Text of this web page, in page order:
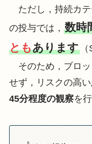
ただし，持続カテ
の投与では， 数時
ともあります（
そのため，ブロッ
せず，リスクの高
45分程度の観察を